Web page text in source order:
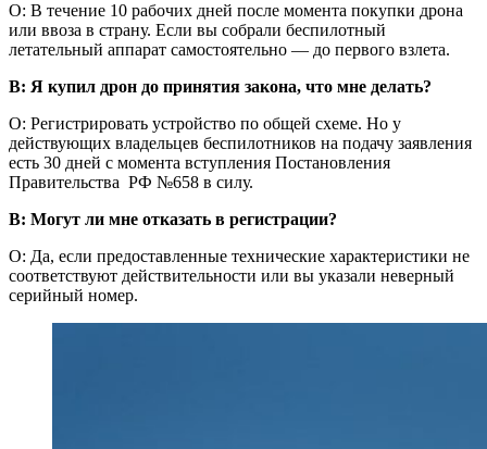
О: В течение 10 рабочих дней после момента покупки дрона
или ввоза в страну. Если вы собрали беспилотный
летательный аппарат самостоятельно — до первого взлета.
В: Я купил дрон до принятия закона, что мне делать?
О: Регистрировать устройство по общей схеме. Но у
действующих владельцев беспилотников на подачу заявления
есть 30 дней с момента вступления Постановления
Правительства РФ №658 в силу.
В: Могут ли мне отказать в регистрации?
О: Да, если предоставленные технические характеристики не
соответствуют действительности или вы указали неверный
серийный номер.